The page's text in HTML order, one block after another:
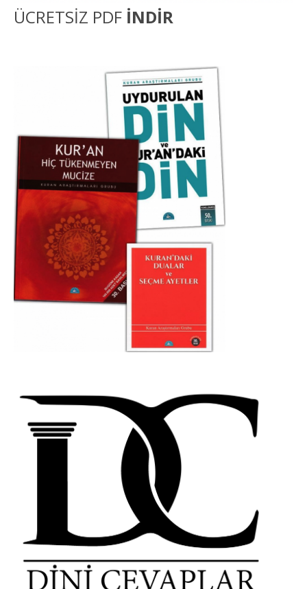
ÜCRETSİZ PDF İNDİR